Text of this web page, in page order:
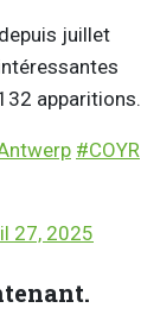
juillet
apparitions.
#COYR
27, 2025